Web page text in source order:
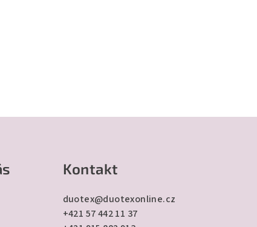
Kontakt
duotex@duotexonline.cz
+421 57 442 11 37